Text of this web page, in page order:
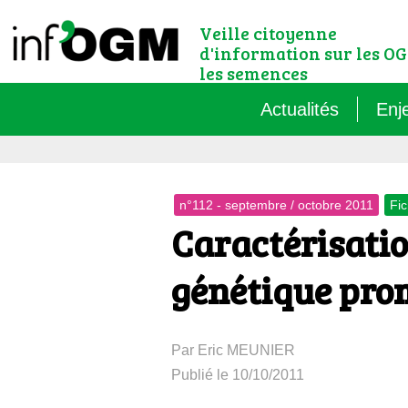
Veille citoyenne
d'information sur les
les semences
Actualités
Le
n°112 - septembre / octobre 2011
génétique
Par Eric MEUNIER
Publié le 10/10/2011